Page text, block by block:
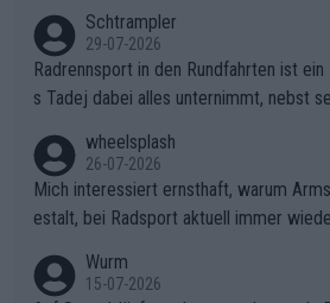
Schtrampler
29-07-2026
Radrennsport in den Rundfahrten ist
s Tadej dabei alles unternimmt, nebst seinen
ganze Team auch mental stark zu
olg teilzuhaben, ist ihm ganz hoch
chen weit über den Radsport hinaus.
wheelsplash
26-07-2026
Mich interessiert ernsthaft, warum
estalt, bei Radsport aktuell immer
Wurm
15-07-2026